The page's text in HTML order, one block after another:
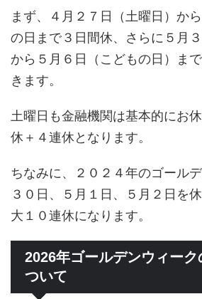
まず、４月２７日（土曜日）か
の日まで３日間休、さらに５月３
から５月６日（こどもの日）ま
きます。
土曜日も金融機関は基本的にお
休＋４連休となります。
ちなみに、２０２４年のゴール
３０日、５月１日、５月２日を
大１０連休になります。
2026年ゴールデンウィーク
ついて